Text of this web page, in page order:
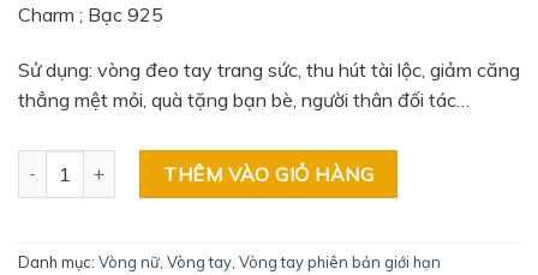
Charm ; Bạc 925
Sử dụng: vòng đeo tay trang sức, thu hút tài lộc, giảm căng
thẳng mệt mỏi, quà tặng bạn bè, người thân đối tác…
Vòng Đơn VIP 8Ly Cận Chìm số lượng
THÊM VÀO GIỎ HÀNG
Danh mục: Vòng nữ Vòng tay Vòng tay phiên bản giới hạn